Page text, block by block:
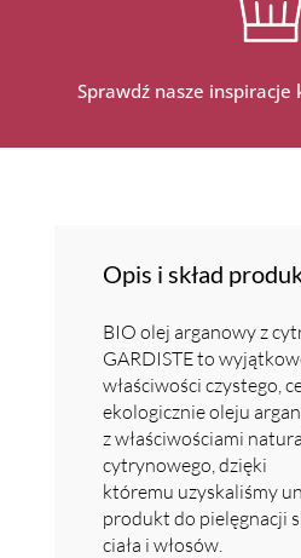
Sprawdź nasze
Opis i skład
BIO olej arganowy z
GARDISTE to
właściwości czystego,
ekologicznie oleju
z właściwościami
cytrynowego, dzięki
któremu uzyskaliśmy
produkt do pielęgnacji
ciała i włosów.